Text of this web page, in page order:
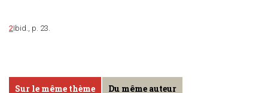
2Ibid., p. 23.
Sur le même thème Du même auteur